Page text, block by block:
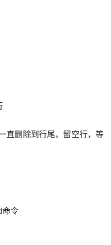
一直删除到行尾，留空行，等
令